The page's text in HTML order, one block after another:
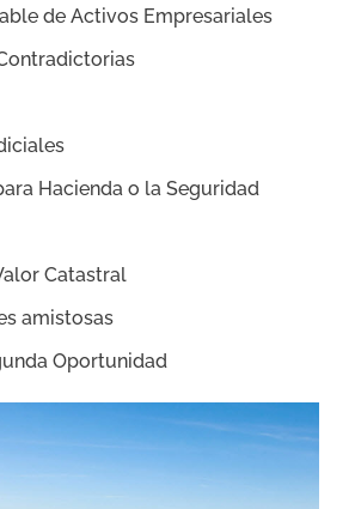
de Activos Empresariales
Hacienda o la Seguridad
Catastral
amistosas
Oportunidad